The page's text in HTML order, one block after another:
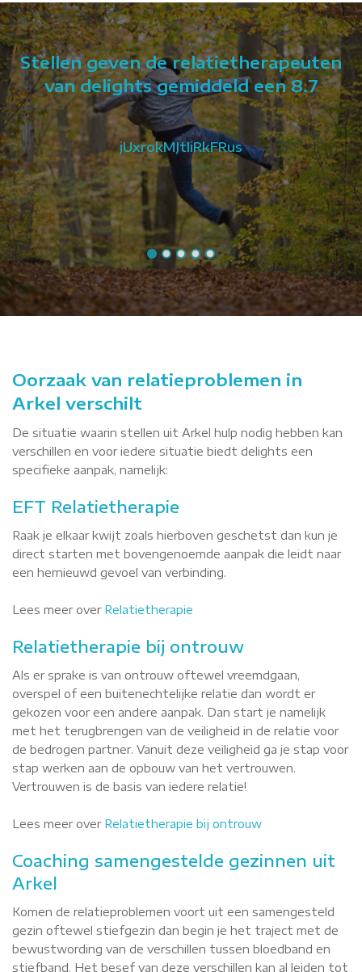
Stellen geven de relatietherapeuten
van delights gemiddeld een 8.7
jUxrokMJtIiRkFRus
Oorzaak van relatieproblemen in
Arkel verschilt
De situatie waarin stellen uit Arkel hulp nodig hebben kan
verschillen en voor iedere situatie biedt delights een
specifieke aanpak, namelijk:
EFT Relatietherapie
Raak je elkaar kwijt zoals hierboven geschetst dan kun je
direct starten met bovengenoemde aanpak die leidt naar
een hernieuwd gevoel van verbinding.
Lees meer over Relatietherapie
Relatietherapie bij ontrouw
Als er sprake is van ontrouw oftewel vreemdgaan,
overspel of een buitenechtelijke relatie dan wordt er
gekozen voor een andere aanpak. Dan start je namelijk
met het terugbrengen van de veiligheid in de relatie voor
de bedrogen partner. Vanuit deze veiligheid ga je stap voor
stap werken aan de opbouw van het vertrouwen.
Vertrouwen is de basis van iedere relatie!
Lees meer over Relatietherapie bij ontrouw
Coaching samengestelde gezinnen uit
Arkel
Komen de relatieproblemen voort uit een samengesteld
gezin oftewel stiefgezin dan begin je het traject met de
bewustwording van de verschillen tussen bloedband en
stiefband. Het besef van deze verschillen kan al leiden tot